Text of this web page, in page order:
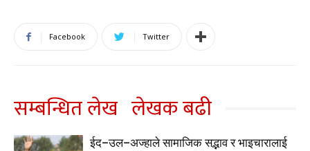
Facebook Twitter
सम्बन्धित लेख लेखक बढी
ईद–उल–अज्हाले सामाजिक सद्भाव र भाइचारालाई